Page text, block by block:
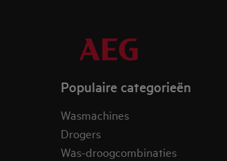
Populaire categorieën
Wasmachines
Drogers
Was-droogcombinaties